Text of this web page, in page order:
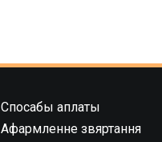
Спосабы аплаты
Афармленне звяртання